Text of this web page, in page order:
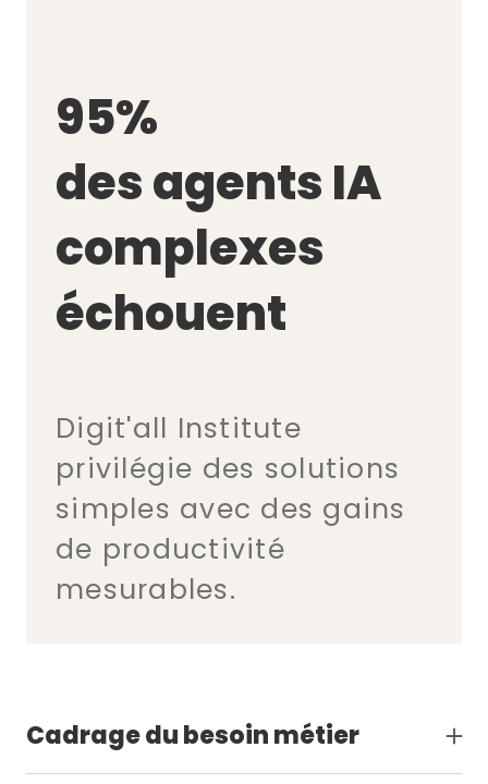
95%
des agents IA
complexes
échouent
Digit'all Institute
privilégie des solutions
simples avec des gains
de productivité
mesurables.
Cadrage du besoin métier